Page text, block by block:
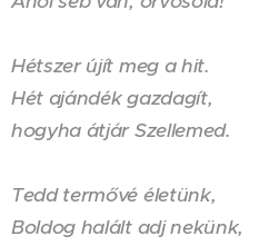
Hétszer újít meg a hit.
Hét ajándék gazdagít,
hogyha átjár Szellemed.
Tedd termővé életünk,
Boldog halált adj nekünk,